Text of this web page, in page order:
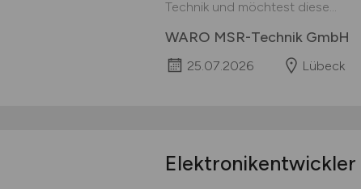
Technik und möchtest diese...
WARO MSR-Technik GmbH
25.07.2026 Lübeck
Elektronikentwickler